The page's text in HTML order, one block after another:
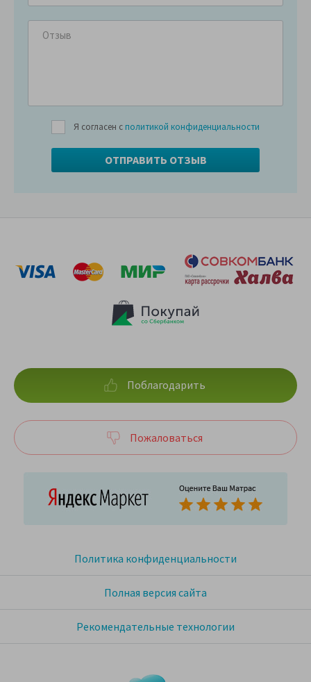
Я согласен с политикой конфиденциальности
Политика конфиденциальности
Полная версия сайта
Рекомендательные технологии
Поблагодарить
Пожаловаться